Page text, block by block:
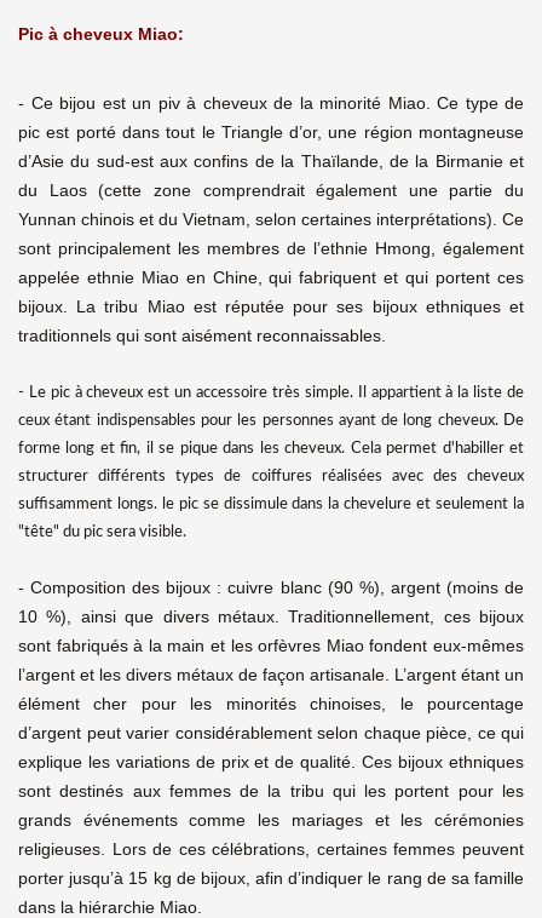
Pic à cheveux Miao:
- Ce bijou est un piv à cheveux de la minorité Miao. Ce type de
pic est porté dans tout le Triangle d’or, une région montagneuse
d’Asie du sud-est aux confins de la Thaïlande, de la Birmanie et
du Laos (cette zone comprendrait également une partie du
Yunnan chinois et du Vietnam, selon certaines interprétations). Ce
sont principalement les membres de l’ethnie Hmong, également
appelée ethnie Miao en Chine, qui fabriquent et qui portent ces
bijoux. La tribu Miao est réputée pour ses bijoux ethniques et
traditionnels qui sont aisément reconnaissables.
- Le pic à cheveux est un accessoire très simple. Il appartient à la liste de
ceux étant indispensables pour les personnes ayant de long cheveux. De
forme long et fin, il se pique dans les cheveux. Cela permet d'habiller et
structurer différents types de coiffures réalisées avec des cheveux
suffisamment longs. le pic se dissimule dans la chevelure et seulement la
"tête" du pic sera visible.
- Composition des bijoux : cuivre blanc (90 %), argent (moins de
10 %), ainsi que divers métaux. Traditionnellement, ces bijoux
sont fabriqués à la main et les orfèvres Miao fondent eux-mêmes
l’argent et les divers métaux de façon artisanale. L’argent étant un
élément cher pour les minorités chinoises, le pourcentage
d’argent peut varier considérablement selon chaque pièce, ce qui
explique les variations de prix et de qualité. Ces bijoux ethniques
sont destinés aux femmes de la tribu qui les portent pour les
grands événements comme les mariages et les cérémonies
religieuses. Lors de ces célébrations, certaines femmes peuvent
porter jusqu’à 15 kg de bijoux, afin d’indiquer le rang de sa famille
dans la hiérarchie Miao.